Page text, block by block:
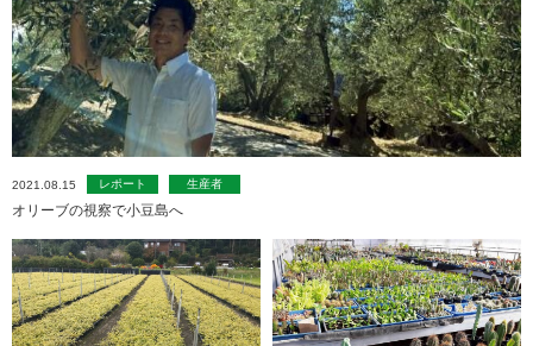
2021.08.15 レポート 生産者
オリーブの視察で小豆島へ